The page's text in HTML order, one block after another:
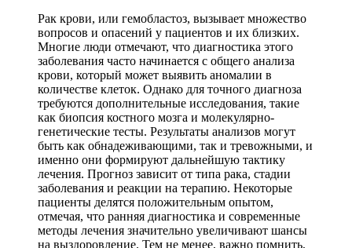
Рак крови, или гемобластоз, вызывает множество
вопросов и опасений у пациентов и их близких.
Многие люди отмечают, что диагностика этого
заболевания часто начинается с общего анализа
крови, который может выявить аномалии в
количестве клеток. Однако для точного диагноза
требуются дополнительные исследования, такие
как биопсия костного мозга и молекулярно-
генетические тесты. Результаты анализов могут
быть как обнадеживающими, так и тревожными, и
именно они формируют дальнейшую тактику
лечения. Прогноз зависит от типа рака, стадии
заболевания и реакции на терапию. Некоторые
пациенты делятся положительным опытом,
отмечая, что ранняя диагностика и современные
методы лечения значительно увеличивают шансы
на выздоровление. Тем не менее, важно помнить,